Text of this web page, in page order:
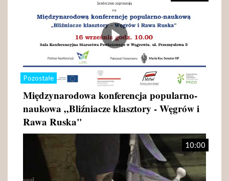
Pozostałe
Międzynarodowa konferencja popularno-
naukowa „Bliźniacze klasztory - Węgrów i
Rawa Ruska"
10:00